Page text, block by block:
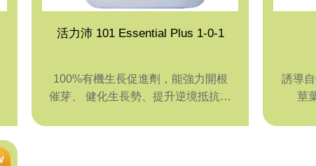
活力沛 101 Essential Plus 1-0-1
100%有機生長促進劑，能強力開根
催芽、 健化生長勢、提升逆境抵抗力
誘導
莖